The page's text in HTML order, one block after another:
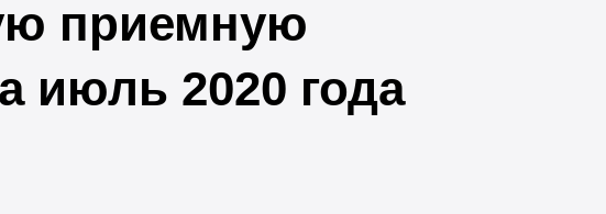
приемную
июль 2020 года